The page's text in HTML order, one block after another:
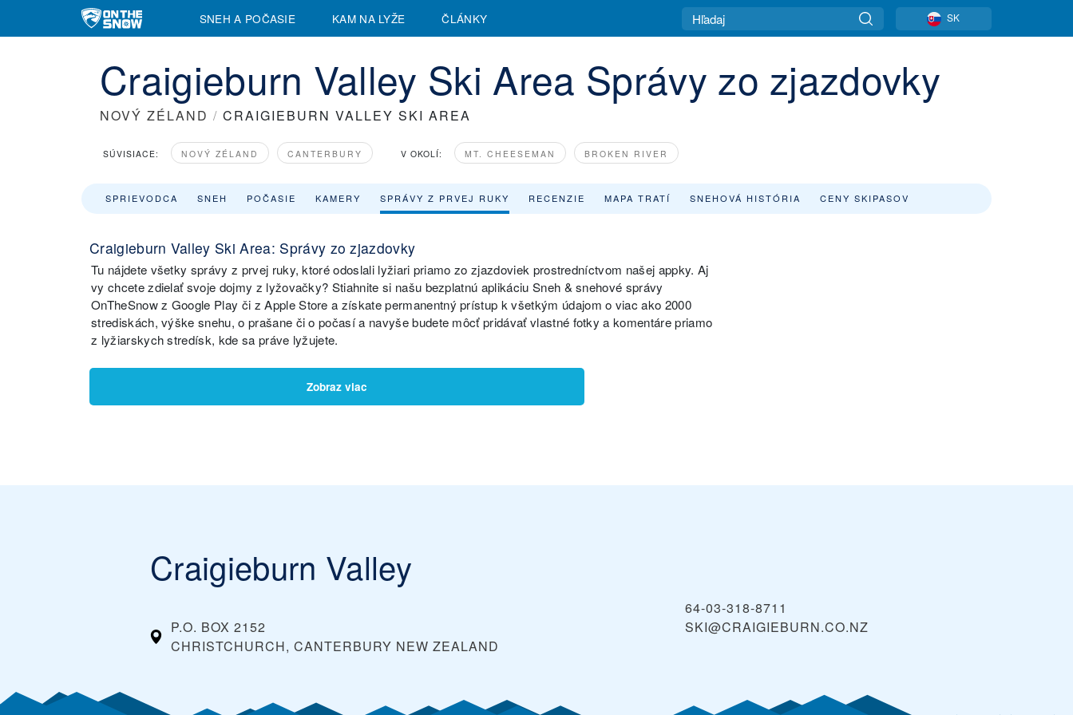
SNEH A POČASIE KAM NA LYŽE ČLÁNKY SK
Craigieburn Valley Ski Area Správy zo zjazdovky
NOVÝ ZÉLAND / CRAIGIEBURN VALLEY SKI AREA
SÚVISIACE: NOVÝ ZÉLAND CANTERBURY V OKOLÍ: MT. CHEESEMAN BROKEN RIVER
SPRIEVODCA SNEH POČASIE KAMERY SPRÁVY Z PRVEJ RUKY RECENZIE MAPA TRATÍ SNEHOVÁ HISTÓRIA CENY SKIPASOV
Craigieburn Valley Ski Area: Správy zo zjazdovky
Tu nájdete všetky správy z prvej ruky, ktoré odoslali lyžiari priamo zo zjazdoviek prostredníctvom našej appky. Aj
vy chcete zdielať svoje dojmy z lyžovačky? Stiahnite si našu bezplatnú aplikáciu Sneh & snehové správy
OnTheSnow z Google Play či z Apple Store a získate permanentný prístup k všetkým údajom o viac ako 2000
strediskách, výške snehu, o prašane či o počasí a navyše budete môcť pridávať vlastné fotky a komentáre priamo
z lyžiarskych stredísk, kde sa práve lyžujete.
Zobraz viac
Craigieburn Valley
P.O. BOX 2152
CHRISTCHURCH, CANTERBURY NEW ZEALAND
64-03-318-8711
SKI@CRAIGIEBURN.CO.NZ